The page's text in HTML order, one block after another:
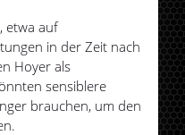
etwa auf
in der Zeit nach
Hoyer als
sensiblere
brauchen, um den